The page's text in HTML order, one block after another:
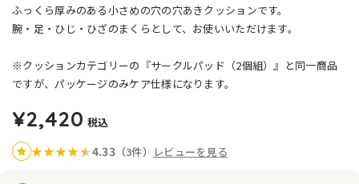
ふっくら厚みのある小さめの穴の穴あきクッションです。
腕・足・ひじ・ひざのまくらとして、お使いいただけます。
※クッションカテゴリーの『サークルパッド（2個組）』と同一商品
ですが、パッケージのみケア仕様になります。
¥2,420 税込
★★★★★
★4.33（3件） レビューを見る